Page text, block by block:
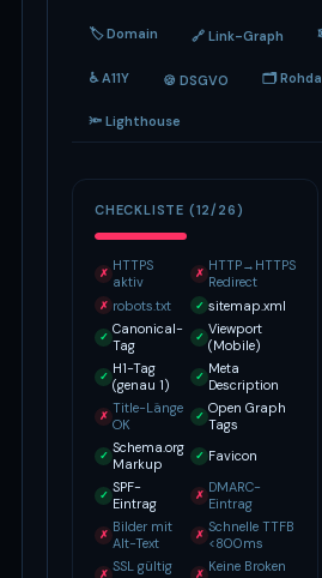
🏷 Domain 🔗 Link-Graph
♿ A11Y 🍪 DSGVO 🗂
🔦 Lighthouse
CHECKLISTE (12/26)
✗ HTTPS
aktiv
✗ HTTP→HTTPS
Redirect
✗ robots.txt ✓ sitemap.xml
✓ Canonical-
Tag
✓ Viewport
(Mobile)
✓ H1-Tag
(genau 1)
✓ Meta
Description
✗ Title-Länge
OK
✓ Open Graph
Tags
✓ Schema.org
Markup
✓ Favicon
✓ SPF-
Eintrag
✗ DMARC-
Eintrag
✗ Bilder mit
Alt-Text
✗ Schnelle TTFB
<800ms
✗ SSL gültig
✗ Keine Broken